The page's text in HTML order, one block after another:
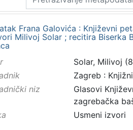
Frana Galovića : Književni
Milivoj Solar ; recitira Biserka
Solar, Milivoj
Zagreb :
niz
Glasovi
zagrebačka
Usmeni izvori